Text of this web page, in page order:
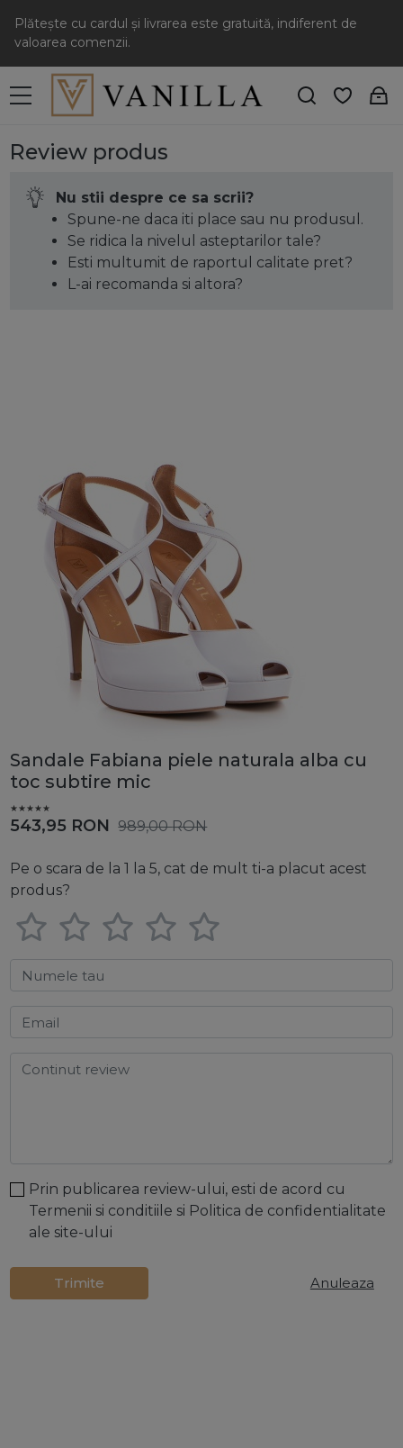
Plătește cu cardul și livrarea este gratuită, indiferent de
valoarea comenzii.
Review produs
Sandale Fabiana piele naturala alba cu
toc subtire mic
543,95 RON 989,00RON
Pe o scara de la 1 la 5, cat de mult ti-a placut acest
produs?
Numele tau
Email
Continut review
Prin publicarea review-ului, esti de acord cu
Termenii si conditiile si Politica de confidentialitate
ale site-ului
Trimite Anuleaza
Nu stii despre ce sa scrii?
Spune-ne daca iti place sau nu produsul.
Se ridica la nivelul asteptarilor tale?
Esti multumit de raportul calitate pret?
L-ai recomanda si altora?